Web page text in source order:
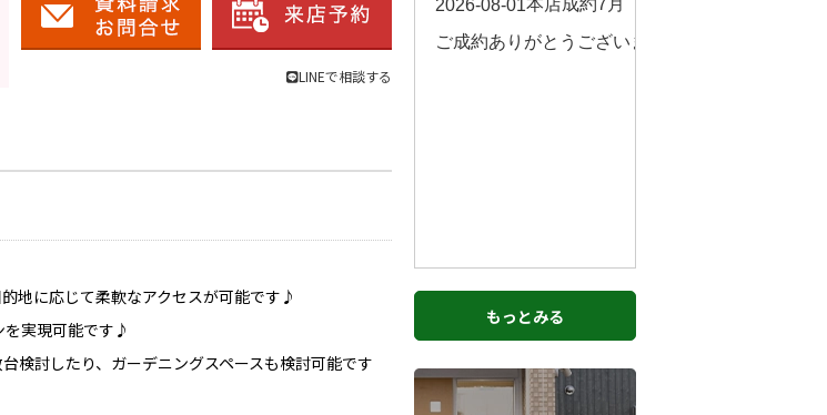
LINEで相談する
地に応じて柔軟なアクセスが可能です♪
実現可能です♪
検討したり、ガーデニングスペースも検討可能です
もっとみる